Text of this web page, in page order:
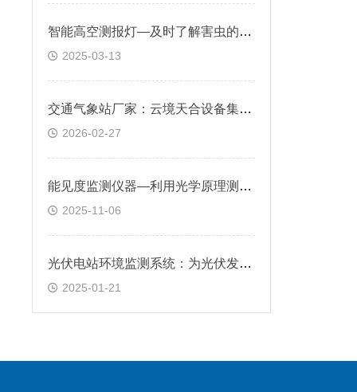
智能高空测报灯—及时了解害虫的发生情况，制定科学合理的防治策略
2025-03-13
交通气象站厂家：云境天合设备集成化程度高，满足交通行业多样化气象需求
2026-02-27
能见度监测仪器—利用光学原理测量大气能见度，为各行业提供可靠能见度信息
2025-11-06
光伏电站环境监测系统：为光伏发电系统的优化运行提供了坚实的气象数据支撑
2025-01-21